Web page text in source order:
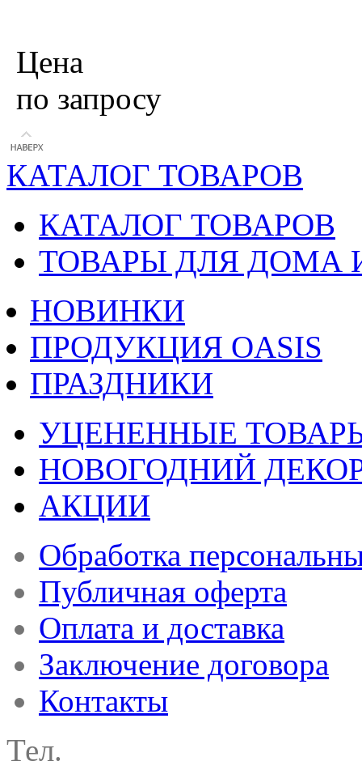
Цена
по запросу
КАТАЛОГ ТОВАРОВ
КАТАЛОГ ТОВАРОВ
ТОВАРЫ ДЛЯ ДОМА
НОВИНКИ
ПРОДУКЦИЯ OASIS
ПРАЗДНИКИ
УЦЕНЕННЫЕ
НОВОГОДНИЙ
АКЦИИ
Обработка
Публичная оферта
Оплата и доставка
Заключение договора
Контакты
Тел.